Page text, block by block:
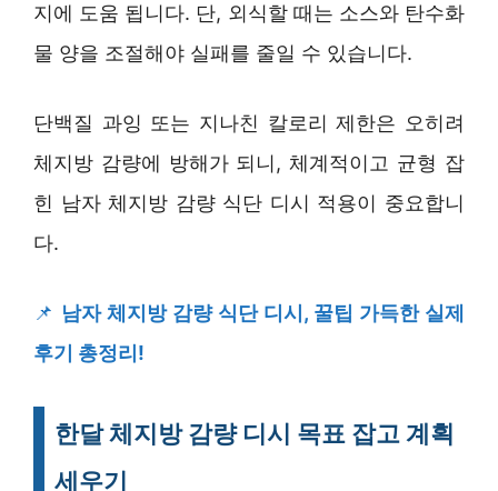
지에 도움 됩니다. 단, 외식할 때는 소스와 탄수화
물 양을 조절해야 실패를 줄일 수 있습니다.
단백질 과잉 또는 지나친 칼로리 제한은 오히려
체지방 감량에 방해가 되니, 체계적이고 균형 잡
힌 남자 체지방 감량 식단 디시 적용이 중요합니
다.
📌 남자 체지방 감량 식단 디시, 꿀팁 가득한 실제
후기 총정리!
한달 체지방 감량 디시 목표 잡고 계획
세우기